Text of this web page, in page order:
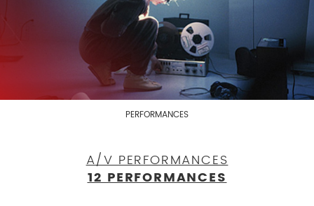
PERFORMANCES
A/V PERFORMANCES
12 PERFORMANCES